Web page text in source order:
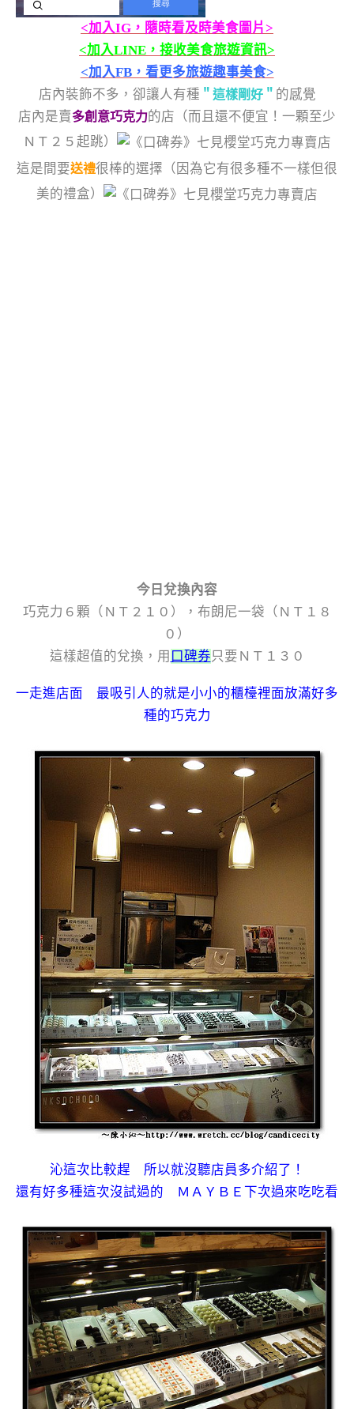
<加入IG，隨時看及時美食圖片>
<加入LINE，接收美食旅遊資訊>
<加入FB，看更多旅遊趣事美食>
店內裝飾不多，卻讓人有種 ＂這樣剛好＂ 的感覺
店內是賣多創意巧克力的店（而且還不便宜！一顆至少
ＮＴ２５起跳）
這是間要送禮很棒的選擇（因為它有很多種不一樣但很
美的禮盒）
今日兌換內容
巧克力６顆（ＮＴ２１０），布朗尼一袋（ＮＴ１８
０）
這樣超值的兌換，用 口碑券只要ＮＴ１３０
一走進店面 最吸引人的就是小小的櫃檯裡面放滿好多
種的巧克力
沁這次比較趕 所以就沒聽店員多介紹了！
還有好多種這次沒試過的 ＭＡＹＢＥ下次過來吃吃看